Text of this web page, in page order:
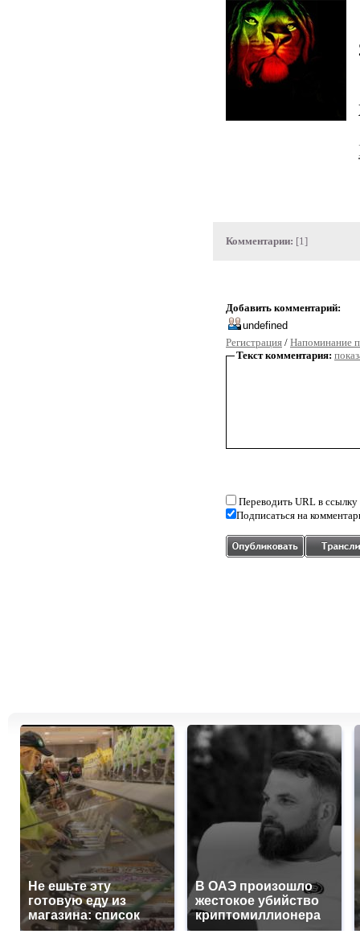
Комментарии: [1]
Добавить комментарий:
Регистрация / Напоминание
Текст комментария:
Переводить URL в ссылку
Подписаться на
Не ешьте эту
готовую еду из
магазина: список
В ОАЭ произошло
жестокое убийство
криптомиллионера